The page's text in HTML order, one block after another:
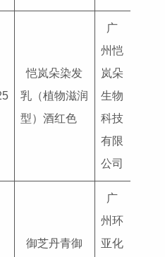
恺岚朵染发
乳（植物滋润
型）酒红色
广
州恺
岚朵
生物
科技
有限
公司
御芝丹青御
广
州环
亚化